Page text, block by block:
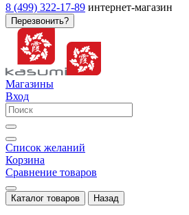
8 (499) 322-17-89 интернет-магазин
Перезвонить?
Магазины
Вход
Список желаний
Корзина
Сравнение товаров
Каталог товаров Назад